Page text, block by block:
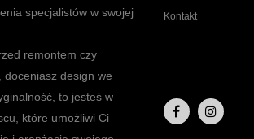
specjalistów w swojej
remontem czy
doceniasz design we
to jesteś w
które umożliwi Ci
Kontakt